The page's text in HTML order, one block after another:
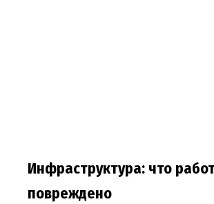
Инфраструктура: что
повреждено